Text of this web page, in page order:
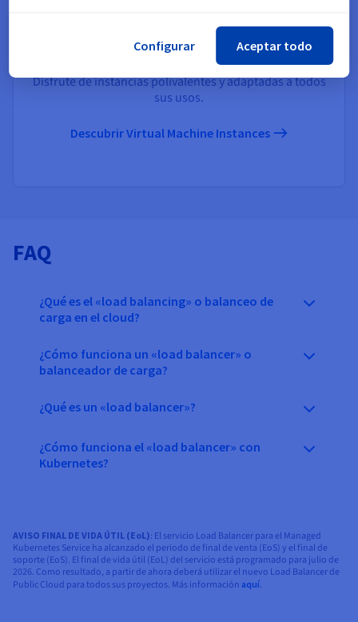
Virtual Machine Instances
Disfrute de instancias polivalentes y adaptadas a todos
sus usos.
Descubrir Virtual Machine Instances
FAQ
¿Qué es el «load balancing» o balanceo de
carga en el cloud?
¿Cómo funciona un «load balancer» o
balanceador de carga?
¿Qué es un «load balancer»?
¿Cómo funciona el «load balancer» con
Kubernetes?
AVISO FINAL DE VIDA ÚTIL (EoL): El servicio Load Balancer para el Managed
Kubernetes Service ha alcanzado el periodo de final de venta (EoS) y el final de
soporte (EoS). El final de vida útil (EoL) del servicio está programado para julio de
2026. Como resultado, a partir de ahora deberá utilizar el nuevo Load Balancer de
Public Cloud para todos sus proyectos. Más información aquí.
Configurar Aceptar todo